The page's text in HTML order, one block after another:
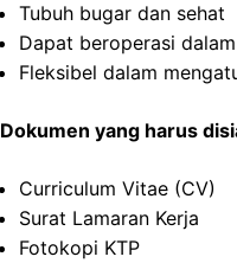
Tubuh bugar dan sehat
Dapat beroperasi
Fleksibel dalam
Dokumen yang harus
Curriculum Vitae (CV)
Surat Lamaran Kerja
Fotokopi KTP